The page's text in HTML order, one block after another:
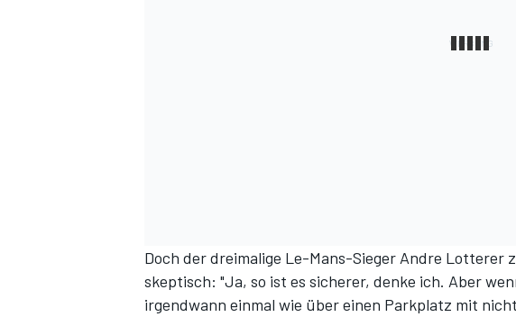
Doch der dreimalige Le-Mans-Sieger Andre Lotterer
skeptisch: "Ja, so ist es sicherer, denke ich. Aber
irgendwann einmal wie über einen Parkplatz mit